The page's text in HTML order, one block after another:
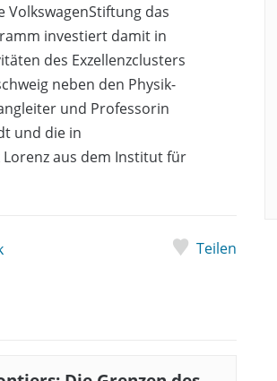
VolkswagenStiftung das
investiert damit in
des Exzellenzclusters
neben den Physik-
und Professorin
und die in
aus dem Institut für
Teilen